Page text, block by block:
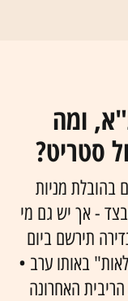
ומה
סטריט?
בהובלת מניות
- אך יש גם מי
תירשם ביום
של 4 מתוך "7 המופלאות" באותו ערב •
האחרונה